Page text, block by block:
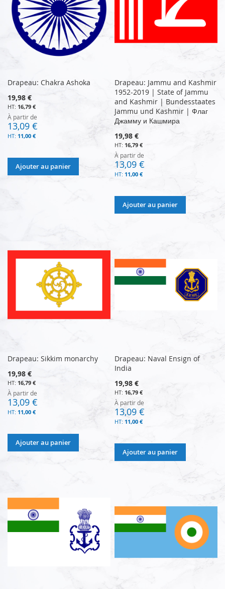
Drapeau: Chakra Ashoka
19,98 €
16,79 €
À partir de
13,09 €
11,00 €
Ajouter au panier
Drapeau: Jammu and Kashmir
1952-2019 | State of Jammu
and Kashmir | Bundesstaates
Jammu und Kashmir | Флаг
Джамму и Кашмира
19,98 €
16,79 €
À partir de
13,09 €
11,00 €
Ajouter au panier
Drapeau: Sikkim monarchy
19,98 €
16,79 €
À partir de
13,09 €
11,00 €
Ajouter au panier
Drapeau: Naval Ensign of
India
19,98 €
16,79 €
À partir de
13,09 €
11,00 €
Ajouter au panier